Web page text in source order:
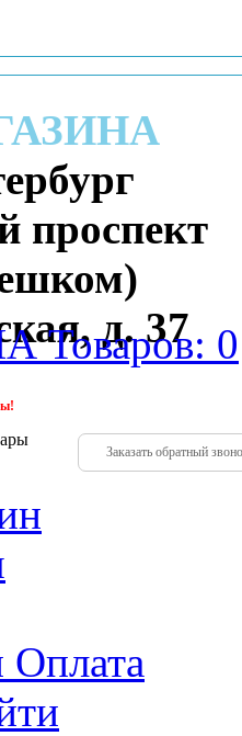
проспект
д. 37
Заказать обратный
Товаров: 0
Оплата